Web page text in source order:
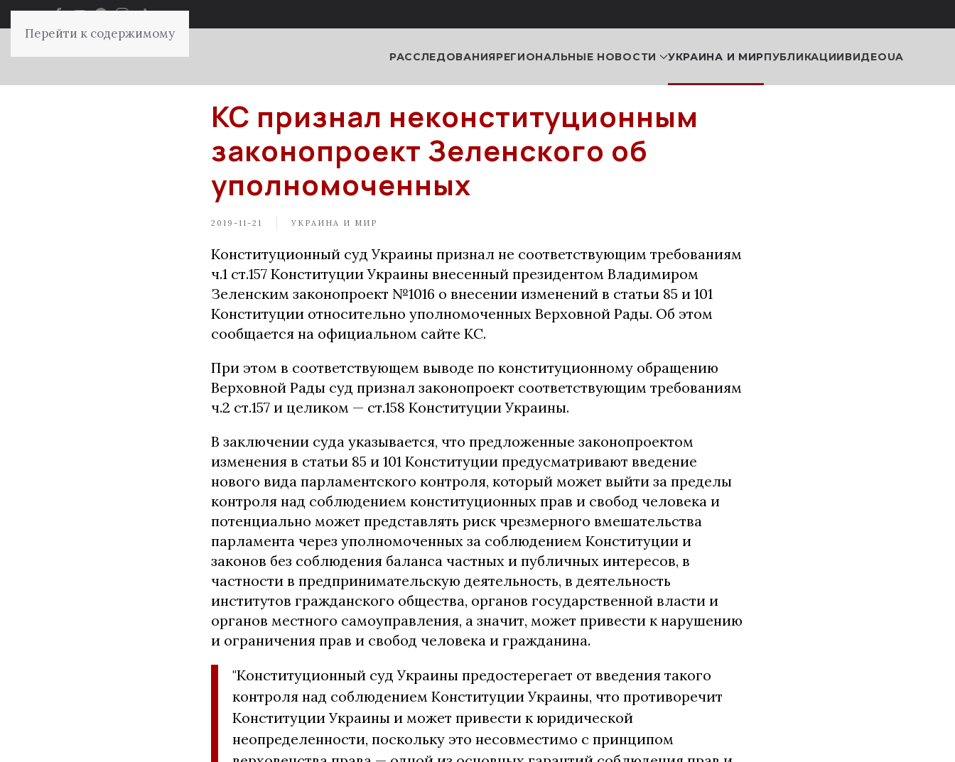
Перейти к содержимому
РАССЛЕДОВАНИЯРЕГИОНАЛЬНЫЕ НОВОСТИ УКРАИНА И МИРПУБЛИКАЦИИВИДЕОUA
КС признал неконституционным
законопроект Зеленского об
уполномоченных
2019-11-21 УКРАИНА И МИР
Конституционный суд Украины признал не соответствующим требованиям
ч.1 ст.157 Конституции Украины внесенный президентом Владимиром
Зеленским законопроект №1016 о внесении изменений в статьи 85 и 101
Конституции относительно уполномоченных Верховной Рады. Об этом
сообщается на официальном сайте КС.
При этом в соответствующем выводе по конституционному обращению
Верховной Рады суд признал законопроект соответствующим требованиям
ч.2 ст.157 и целиком — ст.158 Конституции Украины.
В заключении суда указывается, что предложенные законопроектом
изменения в статьи 85 и 101 Конституции предусматривают введение
нового вида парламентского контроля, который может выйти за пределы
контроля над соблюдением конституционных прав и свобод человека и
потенциально может представлять риск чрезмерного вмешательства
парламента через уполномоченных за соблюдением Конституции и
законов без соблюдения баланса частных и публичных интересов, в
частности в предпринимательскую деятельность, в деятельность
институтов гражданского общества, органов государственной власти и
органов местного самоуправления, а значит, может привести к нарушению
и ограничения прав и свобод человека и гражданина.
"Конституционный суд Украины предостерегает от введения такого
контроля над соблюдением Конституции Украины, что противоречит
Конституции Украины и может привести к юридической
неопределенности, поскольку это несовместимо с принципом